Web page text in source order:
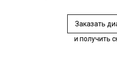
Заказать
и получить